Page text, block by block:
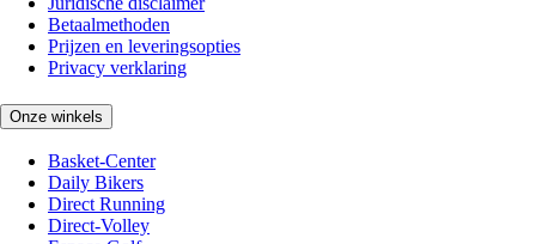
Betaalmethoden
Prijzen en leveringsopties
Privacy verklaring
Onze winkels
Basket-Center
Daily Bikers
Direct Running
Direct-Volley